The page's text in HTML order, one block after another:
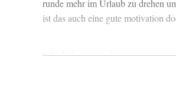
runde mehr im Urlaub zu drehen
ist das auch eine gute motivation
Heidemariesagt: